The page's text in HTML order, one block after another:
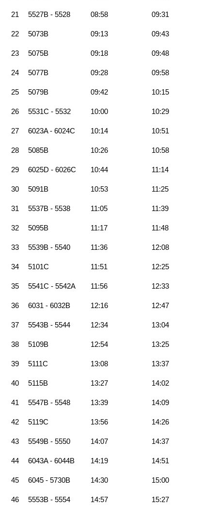
21 5527B - 5528 08:58 09:31
22 5073B 09:13 09:43
23 5075B 09:18 09:48
24 5077B 09:28 09:58
25 5079B 09:42 10:15
26 5531C - 5532 10:00 10:29
27 6023A - 6024C 10:14 10:51
28 5085B 10:26 10:58
29 6025D - 6026C 10:44 11:14
30 5091B 10:53 11:25
31 5537B - 5538 11:05 11:39
32 5095B 11:17 11:48
33 5539B - 5540 11:36 12:08
34 5101C 11:51 12:25
35 5541C - 5542A 11:56 12:33
36 6031 - 6032B 12:16 12:47
37 5543B - 5544 12:34 13:04
38 5109B 12:54 13:25
39 5111C 13:08 13:37
40 5115B 13:27 14:02
41 5547B - 5548 13:39 14:09
42 5119C 13:56 14:26
43 5549B - 5550 14:07 14:37
44 6043A - 6044B 14:19 14:51
45 6045 - 5730B 14:30 15:00
46 5553B - 5554 14:57 15:27